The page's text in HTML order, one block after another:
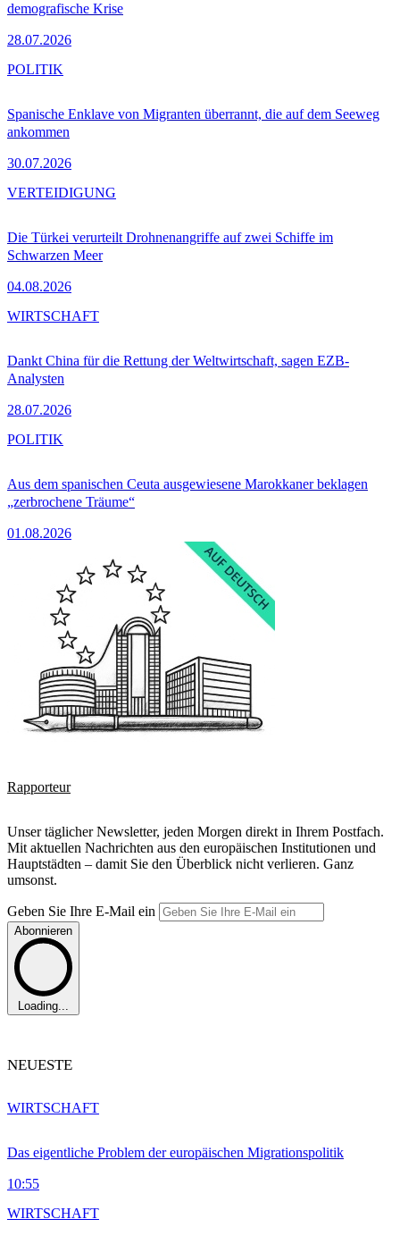
demografische Krise
28.07.2026
Spanische Enklave von Migranten überrannt, die auf dem Seeweg
ankommen
30.07.2026
POLITIK
Die Türkei verurteilt Drohnenangriffe auf zwei Schiffe im
Schwarzen Meer
04.08.2026
VERTEIDIGUNG
Dankt China für die Rettung der Weltwirtschaft, sagen EZB-
Analysten
28.07.2026
WIRTSCHAFT
Aus dem spanischen Ceuta ausgewiesene Marokkaner beklagen
„zerbrochene Träume“
01.08.2026
POLITIK
Rapporteur
Unser täglicher Newsletter, jeden Morgen direkt in Ihrem Postfach.
Mit aktuellen Nachrichten aus den europäischen Institutionen und
Hauptstädten – damit Sie den Überblick nicht verlieren. Ganz
umsonst.
Geben Sie Ihre E-Mail ein
Abonnieren
Loading...
NEUESTE
Das eigentliche Problem der europäischen Migrationspolitik
10:55
WIRTSCHAFT
WIRTSCHAFT